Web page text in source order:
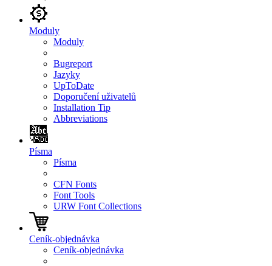
Moduly
Moduly
Bugreport
Jazyky
UpToDate
Doporučení uživatelů
Installation Tip
Abbreviations
Písma
Písma
CFN Fonts
Font Tools
URW Font Collections
Ceník-objednávka
Ceník-objednávka